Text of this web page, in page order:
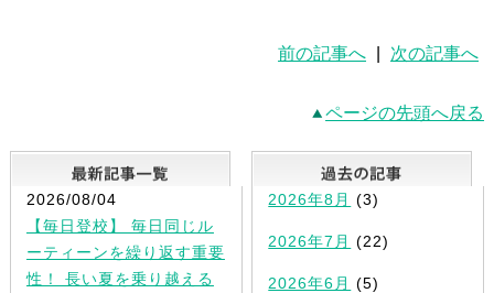
前の記事へ 次の記事へ
ページの先頭へ戻る
最新記事一覧
2026/08/04
【毎日登校】 毎日同じル
ーティーンを繰り返す重要
性！ 長い夏を乗り越える
2026年8月 (3)
2026年7月 (22)
2026年6月 (5)